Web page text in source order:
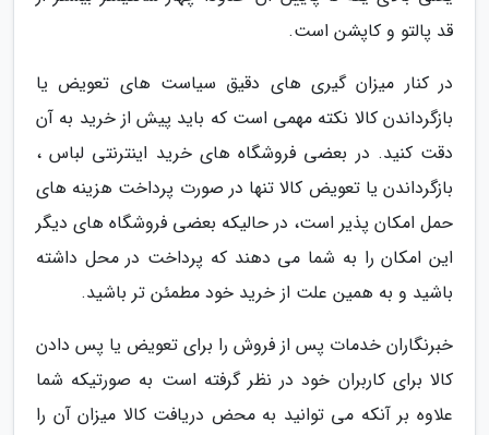
قد پالتو و کاپشن است.
در کنار میزان گیری های دقیق سیاست های تعویض یا
بازگرداندن کالا نکته مهمی است که باید پیش از خرید به آن
دقت کنید. در بعضی فروشگاه های خرید اینترنتی لباس ،
بازگرداندن یا تعویض کالا تنها در صورت پرداخت هزینه های
حمل امکان پذیر است، در حالیکه بعضی فروشگاه های دیگر
این امکان را به شما می دهند که پرداخت در محل داشته
باشید و به همین علت از خرید خود مطمئن تر باشید.
خبرنگاران خدمات پس از فروش را برای تعویض یا پس دادن
کالا برای کاربران خود در نظر گرفته است به صورتیکه شما
علاوه بر آنکه می توانید به محض دریافت کالا میزان آن را